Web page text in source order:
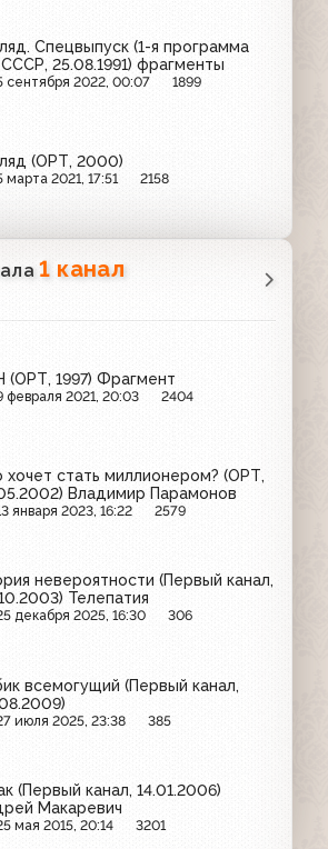
Спецвыпуск (1-я программа
25.08.1991) фрагменты
сентября 2022, 00:07 1899
(ОРТ, 2000)
марта 2021, 17:51 2158
1 канал
(ОРТ, 1997) Фрагмент
февраля 2021, 20:03 2404
хочет стать миллионером? (ОРТ,
Владимир Парамонов
января 2023, 16:22 2579
невероятности (Первый канал,
Телепатия
декабря 2025, 16:30 306
всемогущий (Первый канал,
июля 2025, 23:38 385
(Первый канал, 14.01.2006)
Макаревич
мая 2015, 20:14 3201